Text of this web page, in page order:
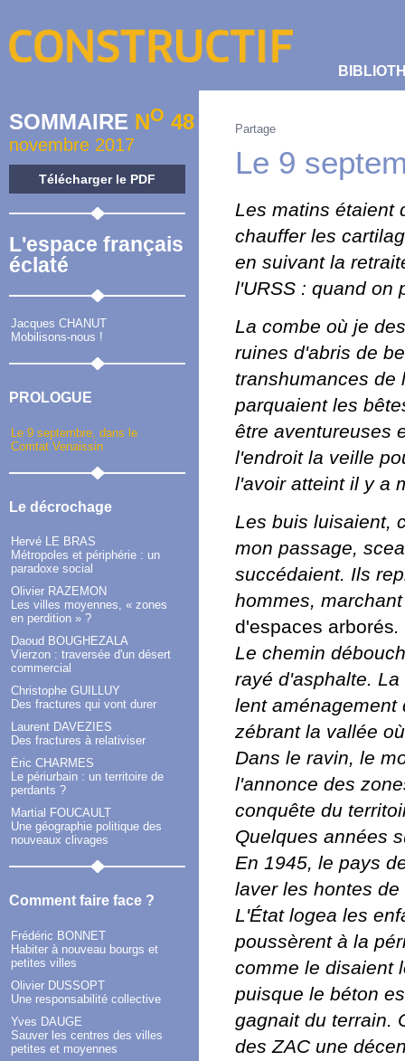
SOMMAIRE NO 48
novembre 2017
Télécharger le PDF
L'espace français
éclaté
Jacques CHANUT
Mobilisons-nous !
PROLOGUE
Le 9 septembre, dans le
Comtat Venaissin
Le décrochage
Hervé LE BRAS
Métropoles et périphérie : un
paradoxe social
Olivier RAZEMON
Les villes moyennes, « zones
en perdition » ?
Daoud BOUGHEZALA
Vierzon : traversée d'un désert
commercial
Christophe GUILLUY
Des fractures qui vont durer
Laurent DAVEZIES
Des fractures à relativiser
Éric CHARMES
Le périurbain : un territoire de
perdants ?
Martial FOUCAULT
Une géographie politique des
nouveaux clivages
Comment faire face ?
Frédéric BONNET
Habiter à nouveau bourgs et
petites villes
Olivier DUSSOPT
Une responsabilité collective
Yves DAUGE
Sauver les centres des villes
petites et moyennes
Partage
Le 9
Les matins étaient
chauffer les
en suivant la
l'URSS : quand on
La combe où je
ruines d'abris de
transhumances de
parquaient les
être aventureuses
l'endroit la veille
l'avoir atteint il y a
Les buis luisaient,
mon passage,
succédaient. Ils
hommes,
d'espaces arborés.
Le chemin
rayé d'asphalte.
lent aménagement
zébrant la vallée
Dans le ravin, le
l'annonce des
conquête du
Quelques années
En 1945, le pays
laver les hontes
L'État logea les
poussèrent à la
comme le disaient
puisque le béton
gagnait du terrain.
des ZAC une